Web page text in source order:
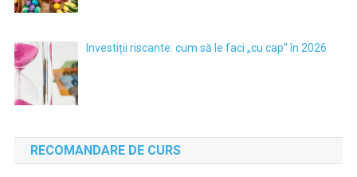
Investiții riscante: cum să le faci „cu cap” în 2026
RECOMANDARE DE CURS